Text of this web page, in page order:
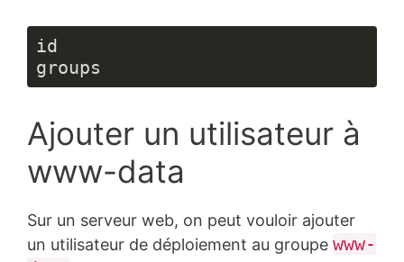
id
groups
Ajouter un utilisateur à
www-data
Sur un serveur web, on peut vouloir ajouter
un utilisateur de déploiement au groupe www-